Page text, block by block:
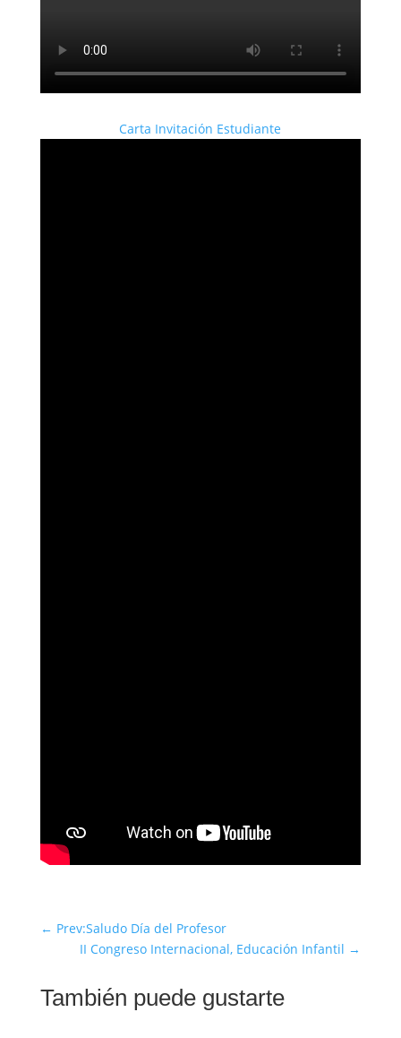
Carta Invitación Estudiante
← Prev:Saludo Día del Profesor
II Congreso Internacional, Educación Infantil →
También puede gustarte